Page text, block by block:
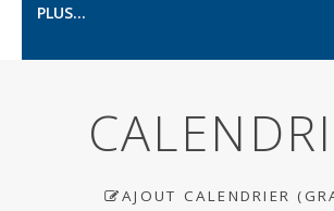
PLUS...
AJOUT CALENDRIER